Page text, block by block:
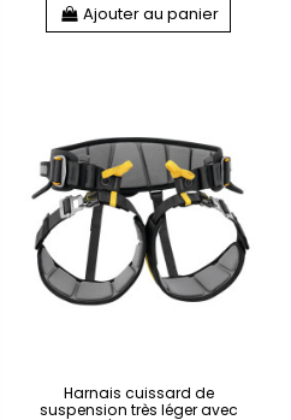
Ajouter au panier
Harnais cuissard de
suspension très léger avec